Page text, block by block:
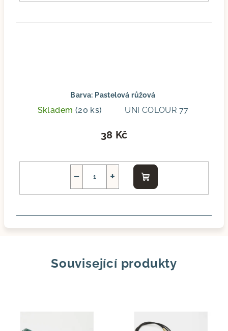
Barva: Pastelová růžová
Skladem (20 ks) UNI COLOUR 77
38 Kč
+
−
Do
košíku
Související produkty